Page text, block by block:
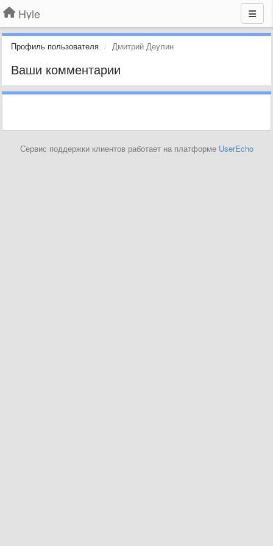
Hyle
Профиль пользователя Дмитрий Деулин
Ваши комментарии
Сервис поддержки клиентов работает на платформе UserEcho